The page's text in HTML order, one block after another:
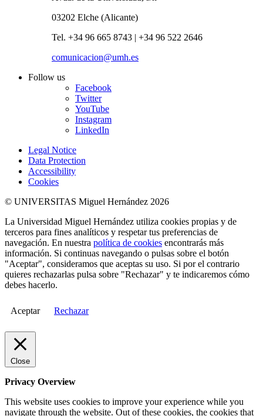
03202 Elche (Alicante)
Tel. +34 96 665 8743 | +34 96 522 2646
comunicacion@umh.es
Follow us
Facebook
Twitter
YouTube
Instagram
LinkedIn
Legal Notice
Data Protection
Accessibility
Cookies
© UNIVERSITAS Miguel Hernández 2026
La Universidad Miguel Hernández utiliza cookies propias y de
terceros para fines analíticos y respetar tus preferencias de
navegación. En nuestra política de cookies encontrarás más
información. Si continuas navegando o pulsas sobre el botón
"Aceptar", consideramos que aceptas su uso. Si por el contrario
quieres rechazarlas pulsa sobre "Rechazar" y te indicaremos cómo
debes hacerlo.
Aceptar Rechazar
Close
Privacy Overview
This website uses cookies to improve your experience while you
navigate through the website. Out of these cookies, the cookies that